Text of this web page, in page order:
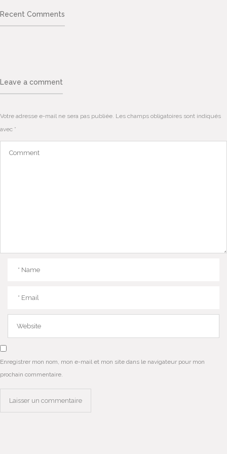
Recent Comments
Leave a comment
Votre adresse e-mail ne sera pas publiée. Les champs obligatoires sont indiqués
avec *
Enregistrer mon nom, mon e-mail et mon site dans le navigateur pour mon
prochain commentaire.